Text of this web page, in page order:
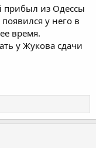
прибыл из Одессы
у него в
время.
у Жукова сдачи